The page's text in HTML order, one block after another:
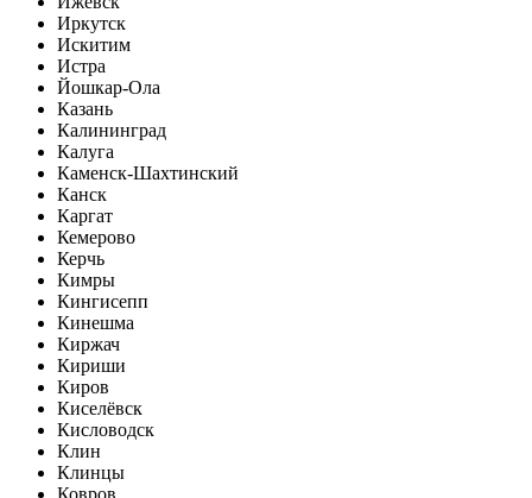
Иркутск
Искитим
Истра
Йошкар-Ола
Казань
Калининград
Калуга
Каменск-Шахтинский
Канск
Каргат
Кемерово
Керчь
Кимры
Кингисепп
Кинешма
Киржач
Кириши
Киров
Киселёвск
Кисловодск
Клин
Клинцы
Ковров